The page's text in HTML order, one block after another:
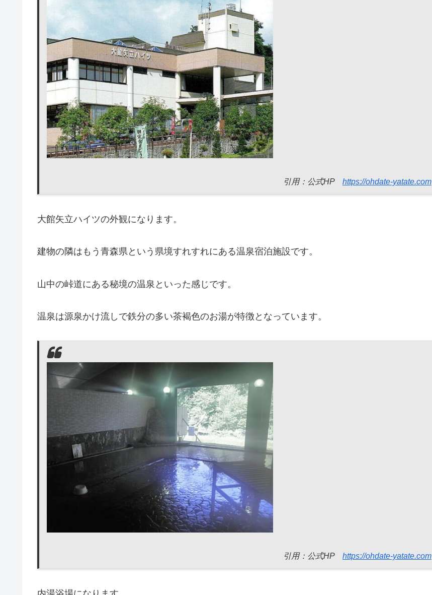
引用：公式HP https://ohdate-yatate.com
大館矢立ハイツの外観になります。
建物の隣はもう青森県という県境すれすれにある温泉宿泊施設です。
山中の峠道にある秘境の温泉といった感じです。
温泉は源泉かけ流しで鉄分の多い茶褐色のお湯が特徴となっています。
引用：公式HP https://ohdate-yatate.com